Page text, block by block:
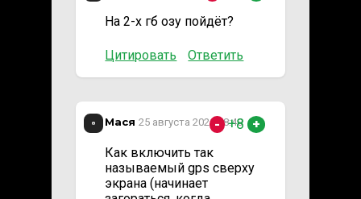
На 2-х гб озу пойдёт?
Цитировать Ответить
Мася 25 августа 2021 18:40
Как включить так
называемый gps сверху
экрана (начинает
- +8 +